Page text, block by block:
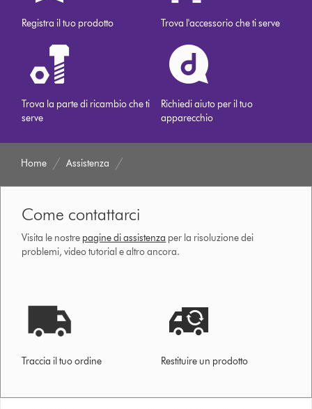
Registra il tuo prodotto Trova l'accessorio che ti serve
Trova la parte di ricambio che ti
serve
Richiedi aiuto per il tuo
apparecchio
Home Assistenza
Come contattarci
Visita le nostre pagine di assistenza per la risoluzione dei
problemi, video tutorial e altro ancora.
Traccia il tuo ordine Restituire un prodotto